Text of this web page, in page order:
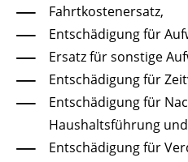
Fahrtkostenersatz,
Entschädigung für
Ersatz für sonstige
Entschädigung für
Entschädigung für
Haushaltsführung und
Entschädigung für